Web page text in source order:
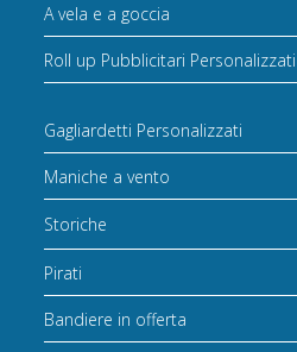
A vela e a goccia
Roll up Pubblicitari Personalizzati
Gagliardetti Personalizzati
Maniche a vento
Storiche
Pirati
Bandiere in offerta